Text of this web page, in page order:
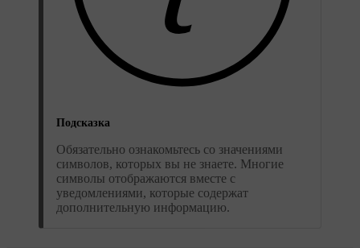
Подсказка
Обязательно ознакомьтесь со значениями
символов, которых вы не знаете. Многие
символы отображаются вместе с
уведомлениями, которые содержат
дополнительную информацию.